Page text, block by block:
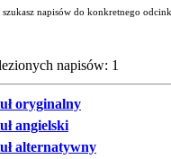
szukasz napisów do konkretnego
napisów: 1
oryginalny
angielski
alternatywny